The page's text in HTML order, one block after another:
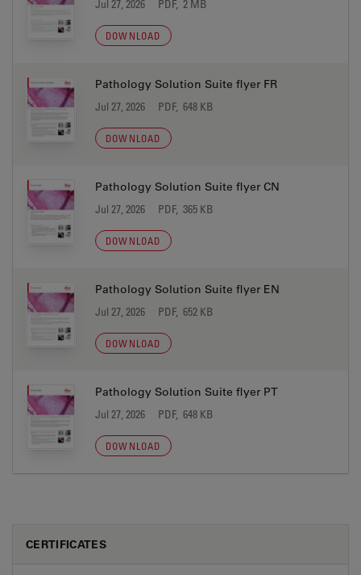
Jul 27, 2026 PDF, 2 MB
DOWNLOAD
Pathology Solution Suite flyer FR
Jul 27, 2026 PDF, 648 KB
DOWNLOAD
Pathology Solution Suite flyer CN
Jul 27, 2026 PDF, 365 KB
DOWNLOAD
Pathology Solution Suite flyer EN
Jul 27, 2026 PDF, 652 KB
DOWNLOAD
Pathology Solution Suite flyer PT
Jul 27, 2026 PDF, 648 KB
DOWNLOAD
CERTIFICATES